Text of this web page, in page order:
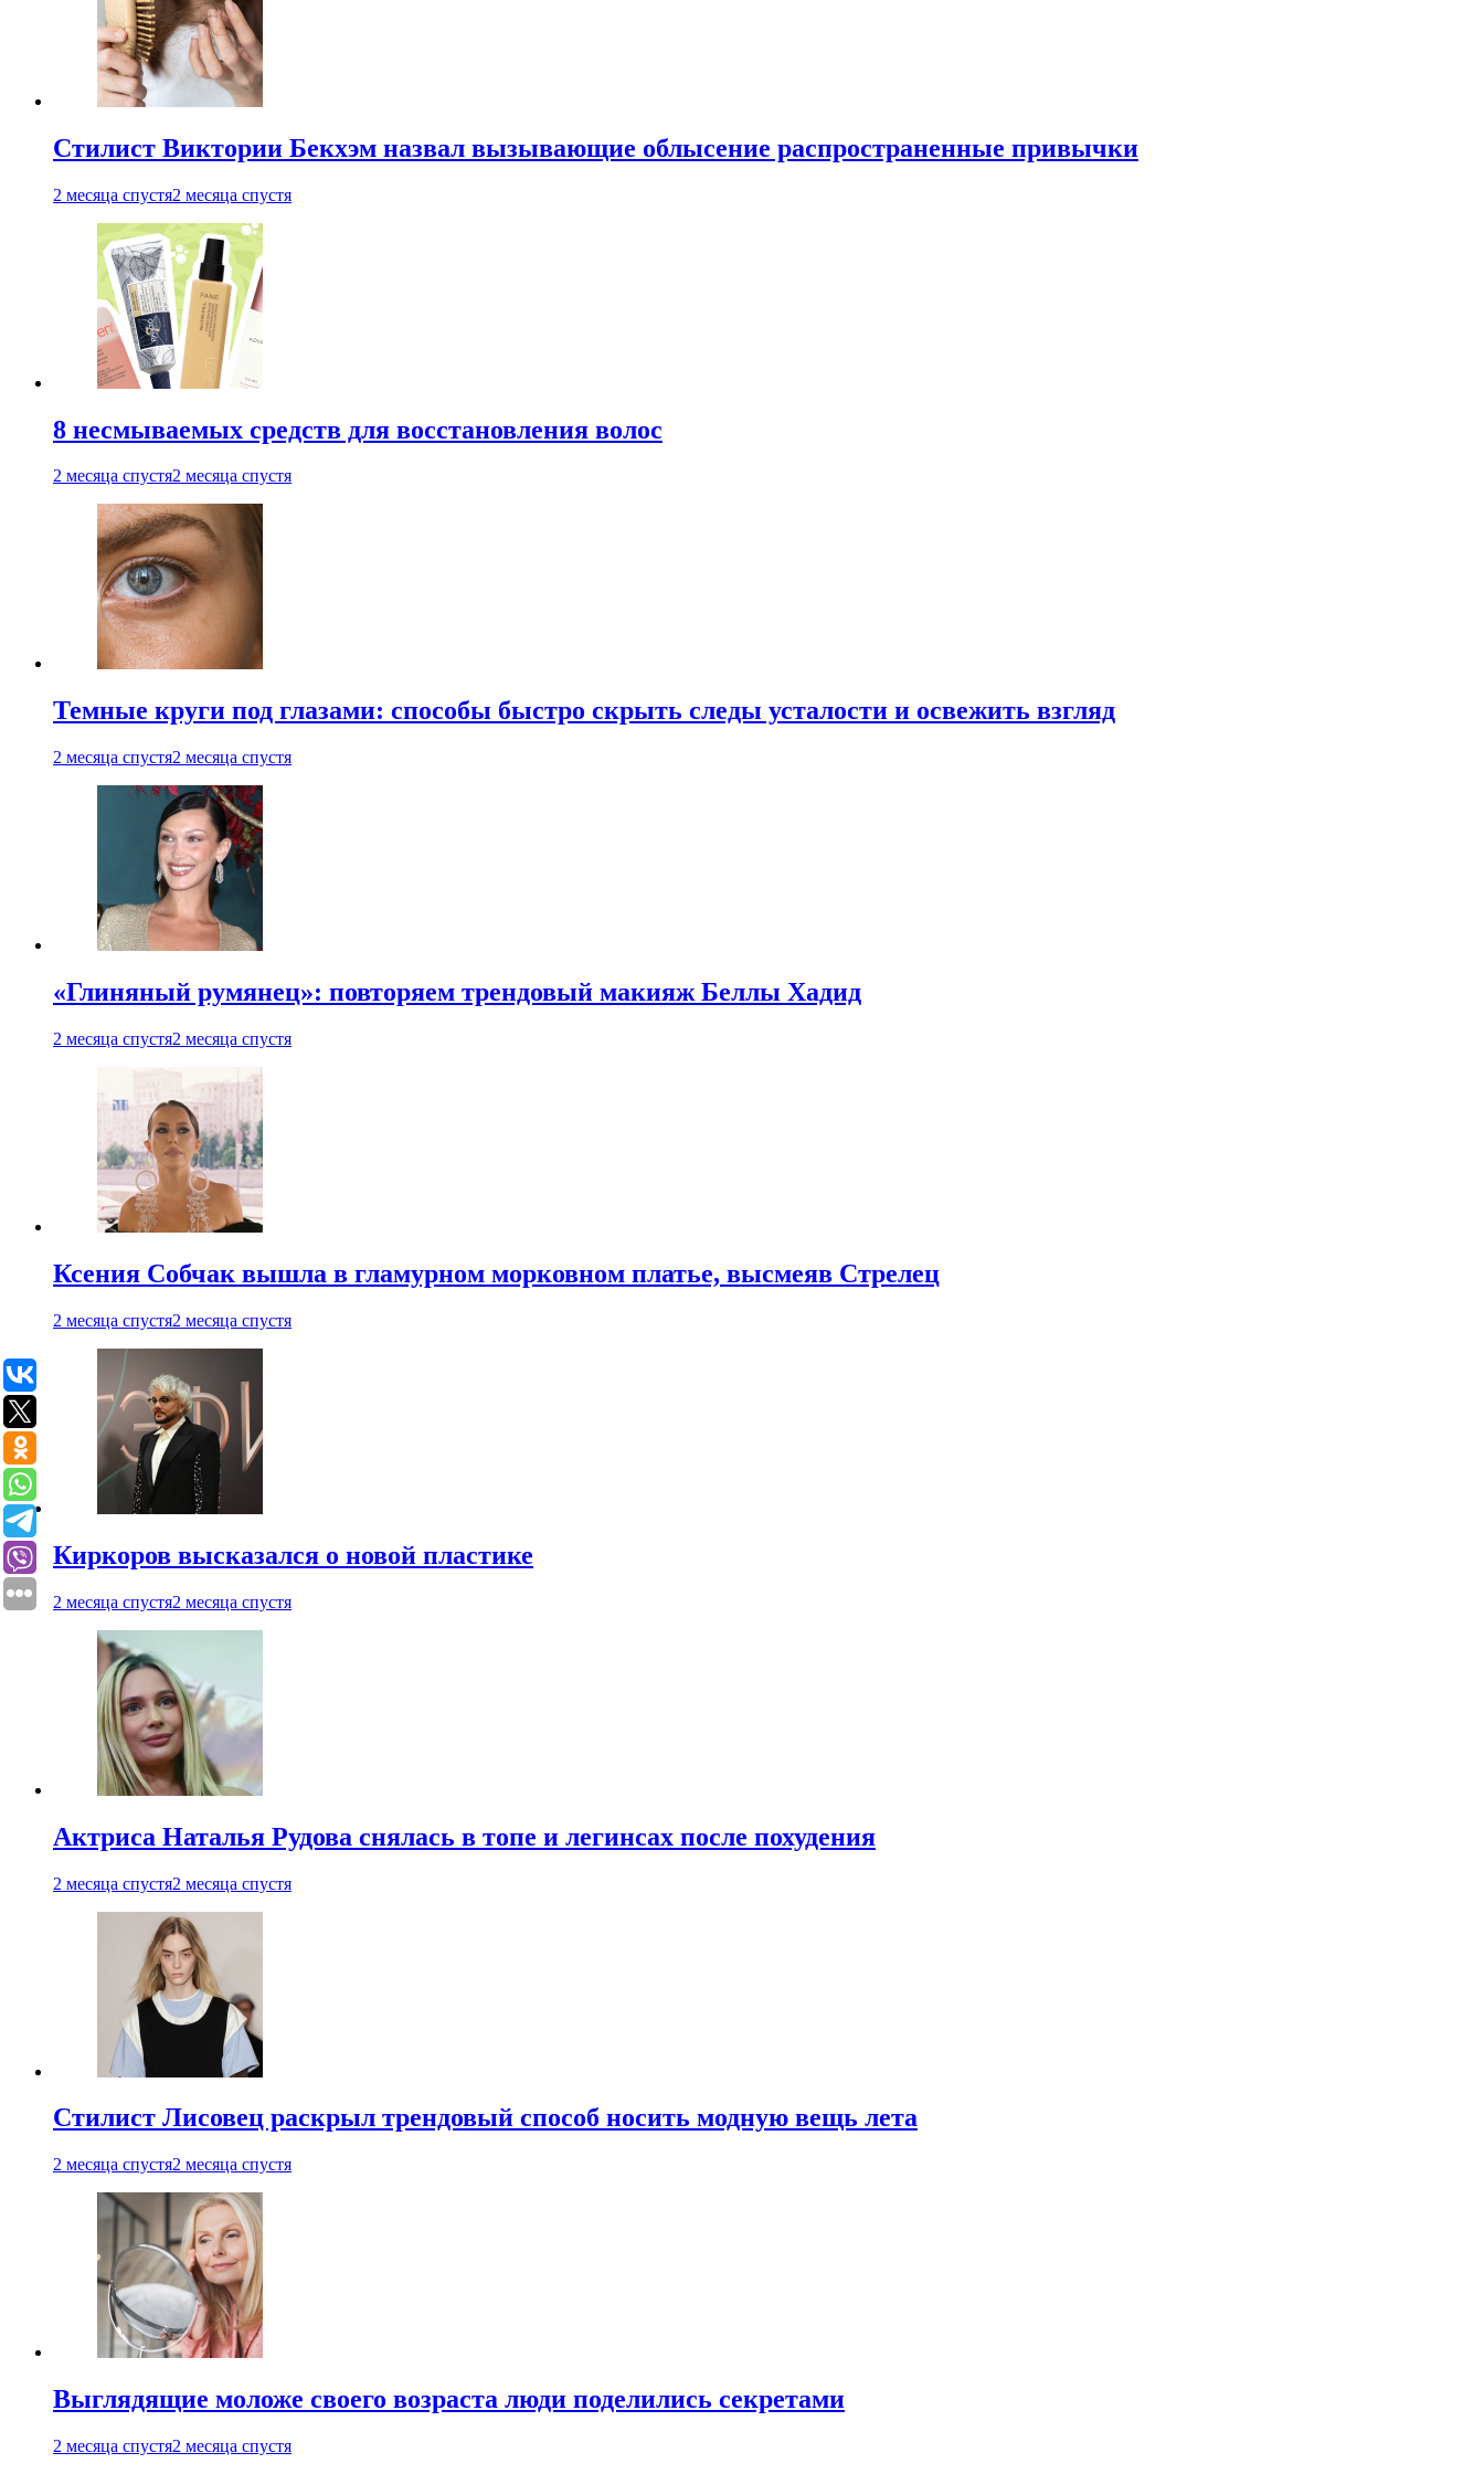
Стилист Виктории Бекхэм назвал вызывающие облысение распространенные привычки
2 месяца спустя2 месяца спустя
8 несмываемых средств для восстановления волос
2 месяца спустя2 месяца спустя
Темные круги под глазами: способы быстро скрыть следы усталости и освежить взгляд
2 месяца спустя2 месяца спустя
«Глиняный румянец»: повторяем трендовый макияж Беллы Хадид
2 месяца спустя2 месяца спустя
Ксения Собчак вышла в гламурном морковном платье, высмеяв Стрелец
2 месяца спустя2 месяца спустя
Киркоров высказался о новой пластике
2 месяца спустя2 месяца спустя
Актриса Наталья Рудова снялась в топе и легинсах после похудения
2 месяца спустя2 месяца спустя
Стилист Лисовец раскрыл трендовый способ носить модную вещь лета
2 месяца спустя2 месяца спустя
Выглядящие моложе своего возраста люди поделились секретами
2 месяца спустя2 месяца спустя